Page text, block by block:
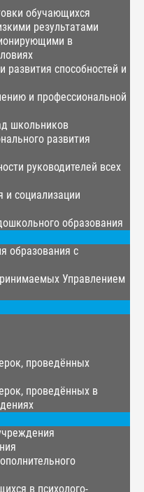
обучающихся
результатами
в
способностей и
и профессиональной
школьников
развития
руководителей всех
и социализации
образования
образования с
Управлением
проведённых
проведённых в
в психолого-